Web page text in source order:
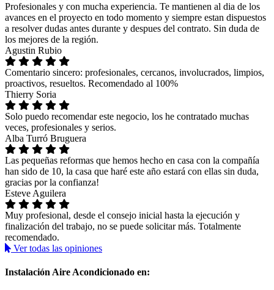
Profesionales y con mucha experiencia. Te mantienen al dia de los
avances en el proyecto en todo momento y siempre estan dispuestos
a resolver dudas antes durante y despues del contrato. Sin duda de
los mejores de la región.
Agustin Rubio
Comentario sincero: profesionales, cercanos, involucrados, limpios,
proactivos, resueltos. Recomendado al 100%
Thierry Soria
Solo puedo recomendar este negocio, los he contratado muchas
veces, profesionales y serios.
Alba Turró Bruguera
Las pequeñas reformas que hemos hecho en casa con la compañía
han sido de 10, la casa que haré este año estará con ellas sin duda,
gracias por la confianza!
Esteve Aguilera
Muy profesional, desde el consejo inicial hasta la ejecución y
finalización del trabajo, no se puede solicitar más. Totalmente
recomendado.
Ver todas las opiniones
Instalación Aire Acondicionado en: